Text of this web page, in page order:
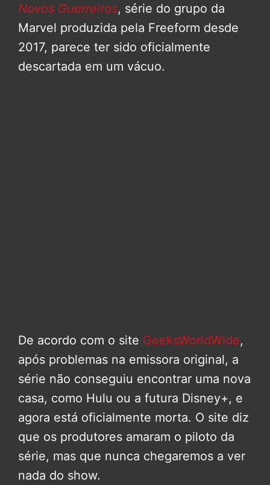
Novos Guerreiros, série do grupo da
Marvel produzida pela Freeform desde
2017, parece ter sido oficialmente
descartada em um vácuo.
De acordo com o site GeeksWorldWide,
após problemas na emissora original, a
série não conseguiu encontrar uma nova
casa, como Hulu ou a futura Disney+, e
agora está oficialmente morta. O site diz
que os produtores amaram o piloto da
série, mas que nunca chegaremos a ver
nada do show.